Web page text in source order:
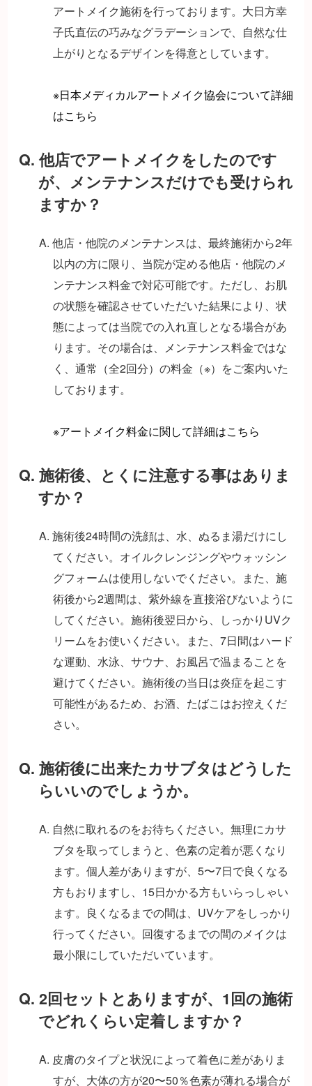
アートメイク施術を行っております。大日方幸
子氏直伝の巧みなグラデーションで、自然な仕
上がりとなるデザインを得意としています。
※日本メディカルアートメイク協会について詳細
はこちら
Q. 他店でアートメイクをしたのです
が、メンテナンスだけでも受けられ
ますか？
A. 他店・他院のメンテナンスは、最終施術から2年
以内の方に限り、当院が定める他店・他院のメ
ンテナンス料金で対応可能です。ただし、お肌
の状態を確認させていただいた結果により、状
態によっては当院での入れ直しとなる場合があ
ります。その場合は、メンテナンス料金ではな
く、通常（全2回分）の料金（※）をご案内いた
しております。
※アートメイク料金に関して詳細はこちら
Q. 施術後、とくに注意する事はありま
すか？
A. 施術後24時間の洗顔は、水、ぬるま湯だけにし
てください。オイルクレンジングやウォッシン
グフォームは使用しないでください。また、施
術後から2週間は、紫外線を直接浴びないように
してください。施術後翌日から、しっかりUVク
リームをお使いください。また、7日間はハード
な運動、水泳、サウナ、お風呂で温まることを
避けてください。施術後の当日は炎症を起こす
可能性があるため、お酒、たばこはお控えくだ
さい。
Q. 施術後に出来たカサブタはどうした
らいいのでしょうか。
A. 自然に取れるのをお待ちください。無理にカサ
ブタを取ってしまうと、色素の定着が悪くなり
ます。個人差がありますが、5〜7日で良くなる
方もおりますし、15日かかる方もいらっしゃい
ます。良くなるまでの間は、UVケアをしっかり
行ってください。回復するまでの間のメイクは
最小限にしていただいています。
Q. 2回セットとありますが、1回の施術
でどれくらい定着しますか？
A. 皮膚のタイプと状況によって着色に差がありま
すが、大体の方が20〜50％色素が薄れる場合が